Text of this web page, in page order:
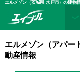
エルメゾン（茨城県 水戸市）の建物
エルメゾン（アパー
動産情報